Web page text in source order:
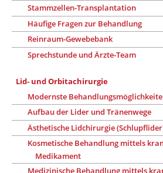
Stammzellen-Transplantation
Häufige Fragen zur Behandlung
Reinraum-Gewebebank
Sprechstunde und Ärzte-Team
Lid- und Orbitachirurgie
Modernste
Aufbau der Lider und Tränenwege
Ästhetische Lidchirurgie
Kosmetische Behandlung mittels
Medikament
Medizinische Behandlung mittels